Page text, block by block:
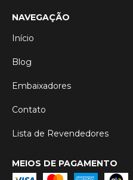
NAVEGAÇÃO
Início
Blog
Embaixadores
Contato
Lista de Revendedores
MEIOS DE PAGAMENTO